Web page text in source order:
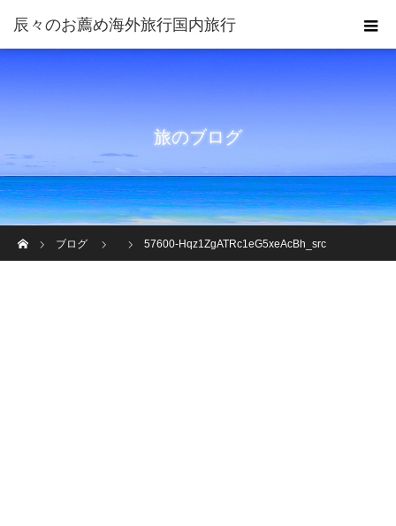
旅のブログ
ブログ
57600-Hqz1ZgATRc1eG5xeAcBh_src